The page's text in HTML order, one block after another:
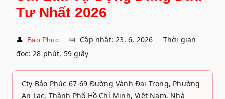
Tư Nhất 2026
👤 Bao Phuc 📅 Cập nhật: 23, 6, 2026
Thời gian
đọc: 28 phút, 59 giây
Cty Bảo Phúc 67-69 Đường Vành Đai Trong, Phường
An Lạc, Thành Phố Hồ Chí Minh, Việt Nam. Nhà